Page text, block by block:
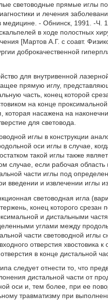
световодные прямые иглы
и лечения
медицине. - Обнинск, 1991. -Ч.
в ходе полостных
[Мартов А.Г. с соавт.
доброкачественной
для внутривенной
прямую иглу,
часть, конец которой
на конце
которая насажена на
для световода.
иглы в конструкции
оси иглы в случае,
такой иглы также
случае, если рабочая
части иглы под
введении и извлечении иглы
световодная игла
конец которого срезан
и дистальными
углами между
части световодной иглы
отверстия хвостовика
в конце дистальной
следует отнести то, что
дистальной части от
оси и, тем более, при ее
травматизму при